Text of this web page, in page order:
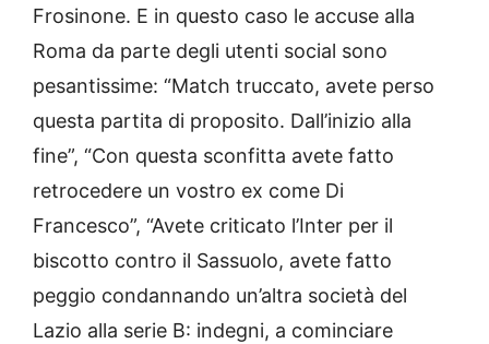
Frosinone. E in questo caso le accuse alla
Roma da parte degli utenti social sono
pesantissime: “Match truccato, avete perso
questa partita di proposito. Dall’inizio alla
fine”, “Con questa sconfitta avete fatto
retrocedere un vostro ex come Di
Francesco”, “Avete criticato l’Inter per il
biscotto contro il Sassuolo, avete fatto
peggio condannando un’altra società del
Lazio alla serie B: indegni, a cominciare